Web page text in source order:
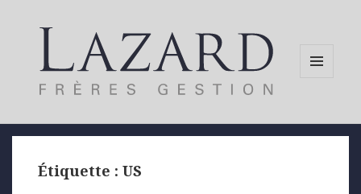
Étiquette :US